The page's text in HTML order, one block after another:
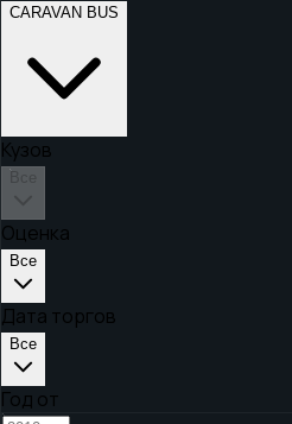
CARAVAN BUS
Кузов
Все
Оценка
Все
Дата торгов
Все
Год от